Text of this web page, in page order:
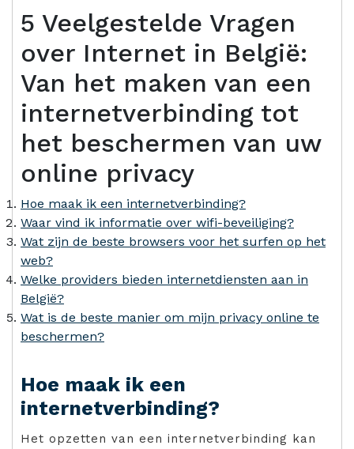
5 Veelgestelde Vragen
over Internet in België:
Van het maken van een
internetverbinding tot
het beschermen van uw
online privacy
Hoe maak ik een internetverbinding?
Waar vind ik informatie over wifi-beveiliging?
Wat zijn de beste browsers voor het surfen op het
web?
Welke providers bieden internetdiensten aan in
België?
Wat is de beste manier om mijn privacy online te
beschermen?
Hoe maak ik een
internetverbinding?
Het opzetten van een internetverbinding kan